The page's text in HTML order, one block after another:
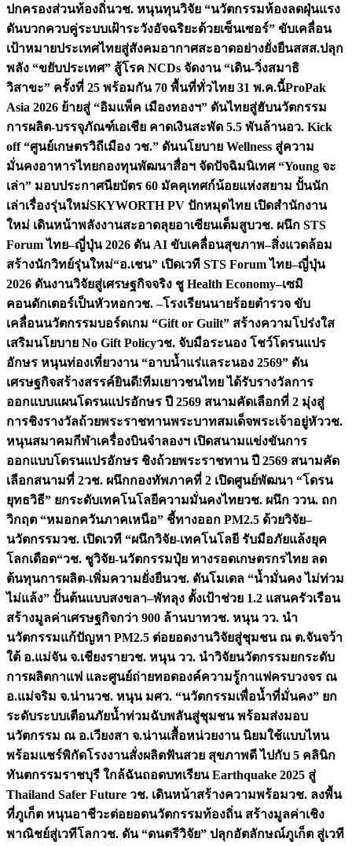
ปกครองส่วนท้องถิ่นวช. หนุนทุนวิจัย “นวัตกรรมห้องลดฝุ่นแรง
ดันบวกควบคู่ระบบเฝ้าระวังอัจฉริยะด้วยเซ็นเซอร์” ขับเคลื่อน
เป้าหมายประเทศไทยสู่สังคมอากาศสะอาดอย่างยั่งยืนสสส.ปลุก
พลัง “ขยับประเทศ” สู้โรค NCDs จัดงาน “เดิน-วิ่งสมาธิ
วิสาขะ” ครั้งที่ 25 พร้อมกัน 70 พื้นที่ทั่วไทย 31 พ.ค.นี้ProPak
Asia 2026 ย้ายสู่ “อิมแพ็ค เมืองทองฯ” ดันไทยสู่ฮับนวัตกรรม
การผลิต-บรรจุภัณฑ์เอเชีย คาดเงินสะพัด 5.5 พันล้านอว. Kick
off “ศูนย์เกษตรวิถีเมือง วช.” ดันนโยบาย Wellness สู่ความ
มั่นคงอาหารไทยกองทุนพัฒนาสื่อฯ จัดปัจฉิมนิเทศ “Young จะ
เล่า” มอบประกาศนียบัตร 60 มัคคุเทศก์น้อยแห่งสยาม ปั้นนัก
เล่าเรื่องรุ่นใหม่SKYWORTH PV ปักหมุดไทย เปิดสำนักงาน
ใหม่ เดินหน้าพลังงานสะอาดลุยอาเซียนเต็มสูบวช. ผนึก STS
Forum ไทย–ญี่ปุ่น 2026 ดัน AI ขับเคลื่อนสุขภาพ–สิ่งแวดล้อม
สร้างนักวิทย์รุ่นใหม่“อ.เชน” เปิดเวที STS Forum ไทย–ญี่ปุ่น
2026 ดันงานวิจัยสู่เศรษฐกิจจริง ชู Health Economy–เซมิ
คอนดักเตอร์เป็นหัวหอกวช. –โรงเรียนนายร้อยตำรวจ ขับ
เคลื่อนนวัตกรรมบอร์ดเกม “Gift or Guilt” สร้างความโปร่งใส
เสริมนโยบาย No Gift Policyวช. จับมือระนอง โชว์โดรนแปร
อักษร หนุนท่องเที่ยวงาน “อาบน้ำแร่แลระนอง 2569” ดัน
เศรษฐกิจสร้างสรรค์ยินดี!ทีมเยาวชนไทย ได้รับรางวัลการ
ออกแบบแผนโดรนแปรอักษร ปี 2569 สนามคัดเลือกที่ 2 มุ่งสู่
การชิงรางวัลถ้วยพระราชทานพระบาทสมเด็จพระเจ้าอยู่หัววช.
หนุนสมาคมกีฬาเครื่องบินจำลองฯ เปิดสนามแข่งขันการ
ออกแบบโดรนแปรอักษร ชิงถ้วยพระราชทาน ปี 2569 สนามคัด
เลือกสนามที่ 2วช. ผนึกกองทัพภาคที่ 2 เปิดศูนย์พัฒนา “โดรน
ยุทธวิธี” ยกระดับเทคโนโลยีความมั่นคงไทยวช. ผนึก ววน. ถก
วิกฤต “หมอกควันภาคเหนือ” ชี้ทางออก PM2.5 ด้วยวิจัย–
นวัตกรรมวช. เปิดเวที “ผนึกวิจัย-เทคโนโลยี รับมือภัยแล้งยุค
โลกเดือด“วช. ชูวิจัย-นวัตกรรมปุ๋ย ทางรอดเกษตรกรไทย ลด
ต้นทุนการผลิต-เพิ่มความยั่งยืนวช. ดันโมเดล “น้ำมั่นคง ไม่ท่วม
ไม่แล้ง” ปั้นต้นแบบสงขลา–พัทลุง ตั้งเป้าช่วย 1.2 แสนครัวเรือน
สร้างมูลค่าเศรษฐกิจกว่า 900 ล้านบาทวช. หนุน วว. นำ
นวัตกรรมแก้ปัญหา PM2.5 ต่อยอดงานวิจัยสู่ชุมชน ณ ต.จันจว้า
ใต้ อ.แม่จัน จ.เชียงรายวช. หนุน วว. นำวิจัยนวัตกรรมยกระดับ
การผลิตกาแฟ และศูนย์ถ่ายทอดองค์ความรู้กาแฟครบวงจร ณ
อ.แม่จริม จ.น่านวช. หนุน มศว. “นวัตกรรมเพื่อน้ำที่มั่นคง” ยก
ระดับระบบเตือนภัยน้ำท่วมฉับพลันสู่ชุมชน พร้อมส่งมอบ
นวัตกรรม ณ อ.เวียงสา จ.น่านเสื้อหน่วยงาน นิยมใช้แบบไหน
พร้อมแชร์พิกัดโรงงานสั่งผลิตฟันสวย สุขภาพดี ไปกับ 5 คลินิก
ทันตกรรมราชบุรี ใกล้ฉันถอดบทเรียน Earthquake 2025 สู่
Thailand Safer Future วช. เดินหน้าสร้างความพร้อมวช. ลงพื้น
ที่ภูเก็ต หนุนอาชีวะต่อยอดนวัตกรรมท้องถิ่น สร้างมูลค่าเชิง
พาณิชย์สู่เวทีโลกวช. ดัน “ดนตรีวิจัย” ปลุกอัตลักษณ์ภูเก็ต สู่เวที